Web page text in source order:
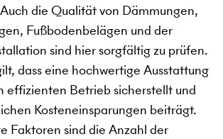
die Qualität von Dämmungen,
Fußbodenbelägen und der
sind hier sorgfältig zu prüfen.
dass eine hochwertige Ausstattung
effizienten Betrieb sicherstellt und
Kosteneinsparungen beiträgt.
Faktoren sind die Anzahl der